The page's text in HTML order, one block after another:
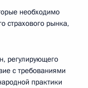
необходимо
страхового рынка,
регулирующего
с требованиями
практики